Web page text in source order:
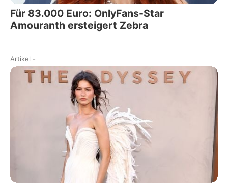
Für 83.000 Euro: OnlyFans-Star
Amouranth ersteigert Zebra
Artikel -